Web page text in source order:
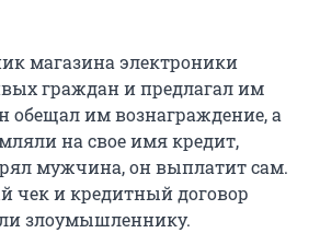
магазина электроники
граждан и предлагал им
обещал им вознаграждение, а
на свое имя кредит,
мужчина, он выплатит сам.
чек и кредитный договор
злоумышленнику.